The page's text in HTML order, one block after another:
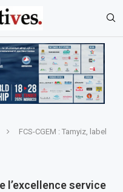
FCS-CGEM : Tamyiz, label
l’excellence service